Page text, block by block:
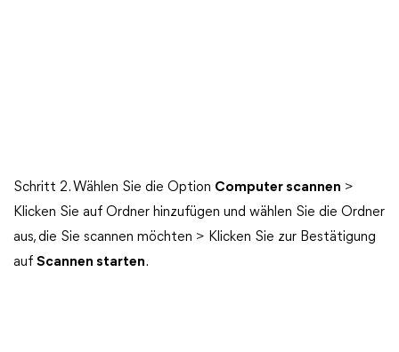
Schritt 2. Wählen Sie die Option Computer scannen >
Klicken Sie auf Ordner hinzufügen und wählen Sie die Ordner
aus, die Sie scannen möchten > Klicken Sie zur Bestätigung
auf Scannen starten.